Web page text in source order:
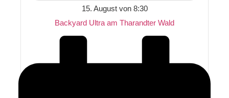
15. August von 8:30
Backyard Ultra am Tharandter Wald